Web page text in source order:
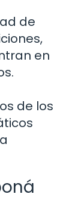
de
en
de los